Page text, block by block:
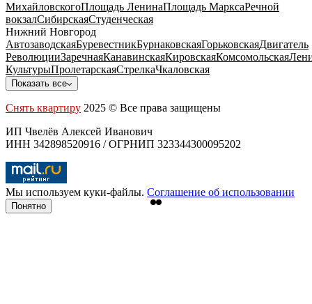
МихайловскогоПлощадь ЛенинаПлощадь МарксаРечной
вокзалСибирскаяСтуденческая
Нижний Новгород
АвтозаводскаяБуревестникБурнаковскаяГорьковскаяДвигатель
РеволюцииЗаречнаяКанавинскаяКировскаяКомсомольская
КультурыПролетарскаяСтрелкаЧкаловская
Показать все
Снять квартиру 2025 © Все права защищены
ИП Чвелёв Алексей Иванович
ИНН 342898520916 / ОГРНИП 323344300095202
Мы используем куки-файлы. Соглашение об использовании
Понятно